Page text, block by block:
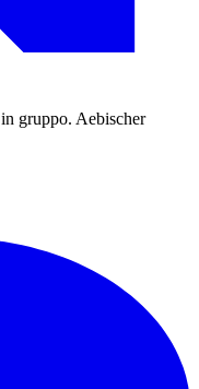
gruppo. Aebischer